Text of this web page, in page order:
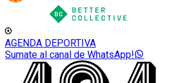
AGENDA DEPORTIVA
Sumate al canal de WhatsApp!